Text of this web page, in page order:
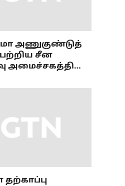
அணுகுண்டுத்
சீன
அமைச்சகத்தின்